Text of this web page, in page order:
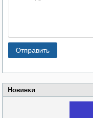
Новинки